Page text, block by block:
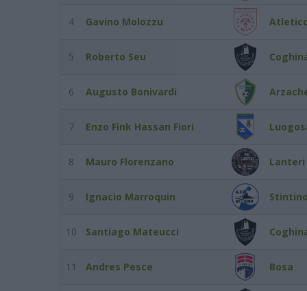
4 Gavino Molozzu
5 Roberto Seu
6 Augusto Bonivardi
7 Enzo Fink Hassan Fiori
8 Mauro Florenzano Lanteri
9 Ignacio Marroquin Stintino
10 Santiago Mateucci
11 Andres Pesce Bosa